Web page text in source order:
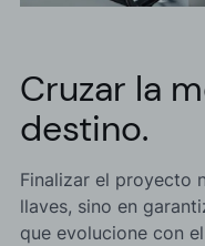
Cruzar la
destino.
Finalizar el proyecto
llaves, sino en
que evolucione con